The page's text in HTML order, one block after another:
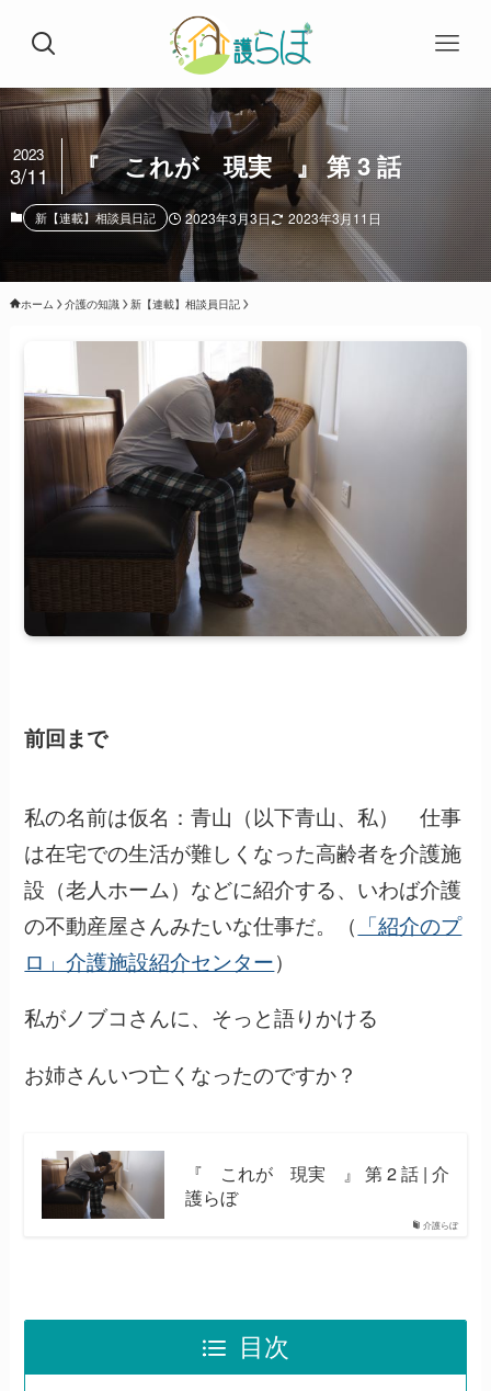
『 これが 現実 』 第 3 話
2023
3/11
新【連載】相談員日記 2023年3月3日 2023年3月11日
ホーム 介護の知識 新【連載】相談員日記
前回まで
私の名前は仮名：青山（以下青山、私） 仕事
は在宅での生活が難しくなった高齢者を介護施
設（老人ホーム）などに紹介する、いわば介護
の不動産屋さんみたいな仕事だ。（ 「紹介のプ
ロ」介護施設紹介センター）
私がノブコさんに、そっと語りかける
お姉さんいつ亡くなったのですか？
介護らぼ
『 これが 現実 』 第 2 話 | 介
護らぼ
目次